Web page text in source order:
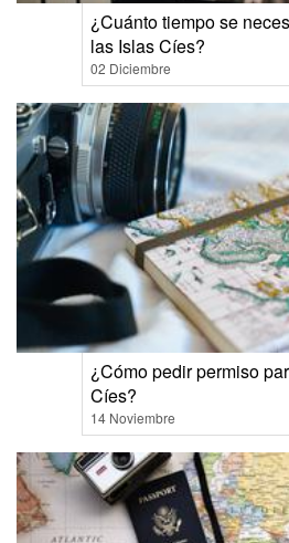
¿Cuánto tiempo se
las Islas Cíes?
02 Diciembre
¿Cómo pedir permiso
Cíes?
14 Noviembre